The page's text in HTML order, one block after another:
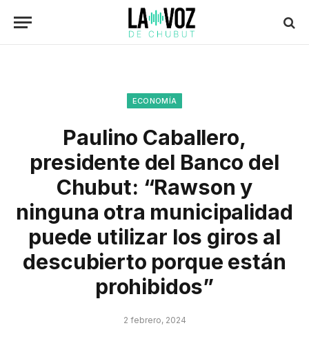
ECONOMÍA
Paulino Caballero,
presidente del Banco del
Chubut: “Rawson y
ninguna otra municipalidad
puede utilizar los giros al
descubierto porque están
prohibidos”
2 febrero, 2024